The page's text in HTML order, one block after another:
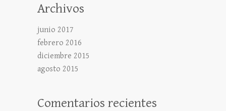
Archivos
junio 2017
febrero 2016
diciembre 2015
agosto 2015
Comentarios recientes